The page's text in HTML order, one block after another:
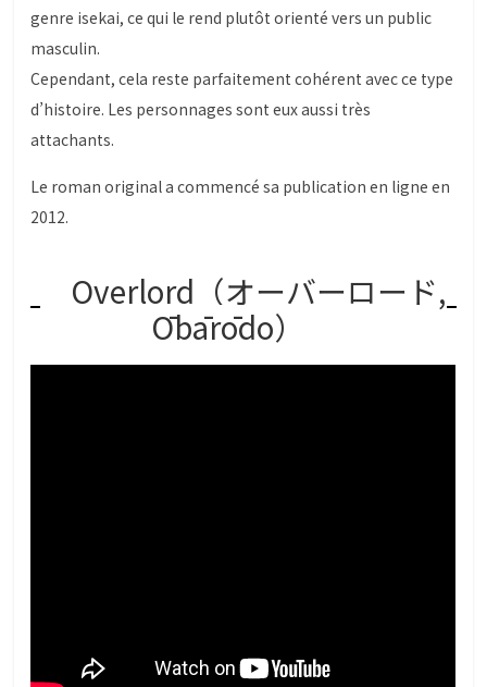
genre isekai, ce qui le rend plutôt orienté vers un public
masculin.
Cependant, cela reste parfaitement cohérent avec ce type
d’histoire. Les personnages sont eux aussi très
attachants.
Le roman original a commencé sa publication en ligne en
2012.
Overlord（オーバーロード,
Ōbārōdo）